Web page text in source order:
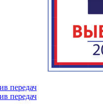
передач
передач